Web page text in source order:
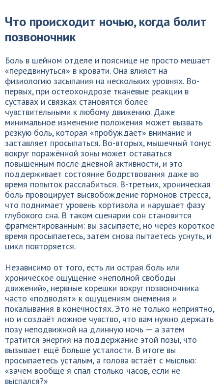
Что происходит ночью, когда болит
позвоночник
Боль в шейном отделе и пояснице не просто мешает
«передвинуться» в кровати. Она влияет на
физиологию засыпания на нескольких уровнях. Во-
первых, при остеохондрозе тканевые реакции в
суставах и связках становятся более
чувствительными к любому движению. Даже
минимальное изменение положения может вызвать
резкую боль, которая «пробуждает» внимание и
заставляет просыпаться. Во-вторых, мышечный тонус
вокруг поражённой зоны может оставаться
повышенным после дневной активности, и это
поддерживает состояние бодрствования даже во
время попыток расслабиться. В-третьих, хроническая
боль провоцирует высвобождение гормонов стресса,
что поднимает уровень кортизола и нарушает фазу
глубокого сна. В таком сценарии сон становится
фрагментированным: вы засыпаете, но через короткое
время просыпаетесь, затем снова пытаетесь уснуть, и
цикл повторяется.
Независимо от того, есть ли острая боль или
хроническое ощущение «неполной свободы
движений», нервные корешки вокруг позвоночника
часто «подводят» к ощущениям онемения и
покалывания в конечностях. Это не только неприятно,
но и создаёт ложное чувство, что вам нужно держать
позу неподвижной на длинную ночь — а затем
тратится энергия на поддержание этой позы, что
вызывает ещё больше усталости. В итоге вы
просыпаетесь усталым, а голова встаёт с мыслью:
«зачем вообще я спал столько часов, если не
выспался?»